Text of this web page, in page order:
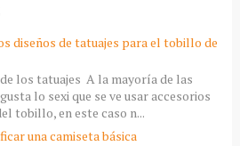
diseños de tatuajes para el tobillo de
los tatuajes A la mayoría de las
lo sexi que se ve usar accesorios
tobillo, en este caso n...
una camiseta básica